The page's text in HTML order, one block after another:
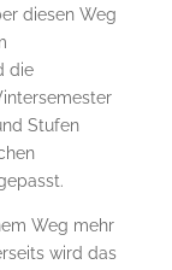
diesen Weg
die
Stufen
Weg mehr
wird das